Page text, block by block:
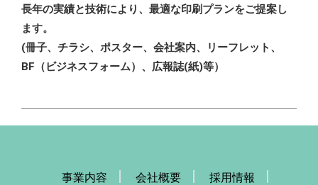
長年の実績と技術により、最適な印刷プランをご提案し
ます。
(冊子、チラシ、ポスター、会社案内、リーフレット、
BF（ビジネスフォーム）、広報誌(紙)等）
事業内容 会社概要
採用情報